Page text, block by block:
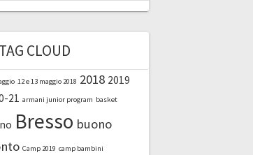
TAG CLOUD
12 e 13 maggio 2018 2018 2019
21 armani junior program basket
Bresso buono
Camp 2019 camp bambini